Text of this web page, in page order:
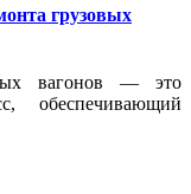
грузовых
вагонов — это
обеспечивающий